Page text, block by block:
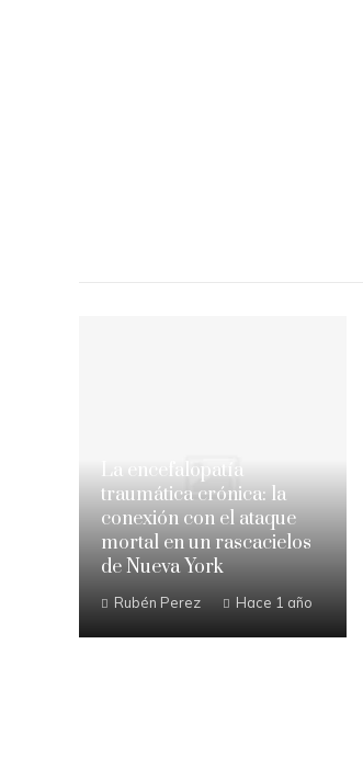
La encefalopatía
traumática crónica: la
conexión con el ataque
mortal en un rascacielos
de Nueva York
Rubén Perez Hace 1 año